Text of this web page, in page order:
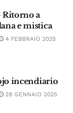
Ritorno a
e mistica
4 FEBBRAIO 2025
incendiario
28 GENNAIO 2025